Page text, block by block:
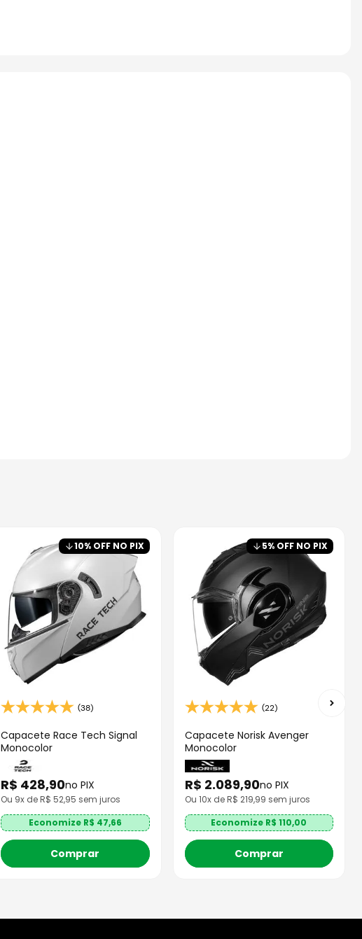
10% OFF NO PIX
(38)
Capacete Race Tech Signal
Monocolor
R$ 428,90no PIX
Ou 9x de R$52,95 sem juros
Economize R$ 47,66
Comprar
5% OFF NO PIX
(22)
Capacete Norisk Avenger
Monocolor
R$ 2.089,90no PIX
Ou 10x de R$ 219,99 sem juros
Economize R$110,00
Comprar